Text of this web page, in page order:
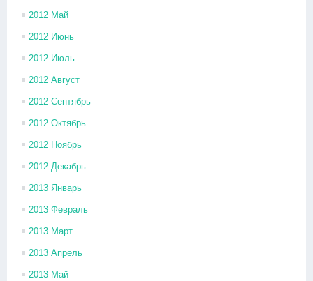
2012 Май
2012 Июнь
2012 Июль
2012 Август
2012 Сентябрь
2012 Октябрь
2012 Ноябрь
2012 Декабрь
2013 Январь
2013 Февраль
2013 Март
2013 Апрель
2013 Май